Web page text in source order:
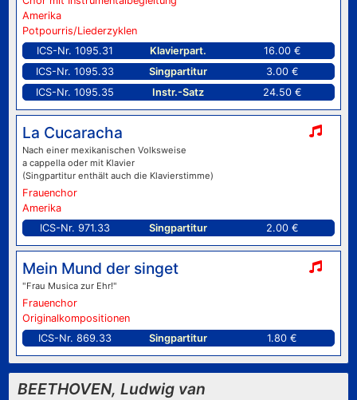
Amerika
Potpourris/Liederzyklen
ICS-Nr. 1095.31
Klavierpart.
16.00 €
ICS-Nr. 1095.33
Singpartitur
3.00 €
ICS-Nr. 1095.35
Instr.-Satz 24.50 €
La Cucaracha
Nach einer mexikanischen Volksweise
a cappella oder mit Klavier
(Singpartitur enthält auch die Klavierstimme)
Frauenchor
Amerika
ICS-Nr. 971.33
Singpartitur 2.00 €
Mein Mund der singet
"Frau Musica zur Ehr!"
Frauenchor
Originalkompositionen
ICS-Nr. 869.33
Singpartitur 1.80 €
BEETHOVEN, Ludwig van